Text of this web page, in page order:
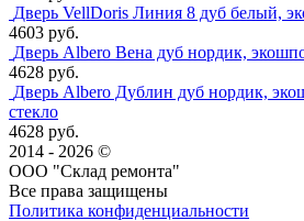
Дверь VellDoris Линия 8 дуб белый,
4603 руб.
Дверь Albero Вена дуб нордик,
4628 руб.
Дверь Albero Дублин дуб нордик,
стекло
4628 руб.
2014 - 2026 ©
ООО "Склад ремонта"
Все права защищены
Политика конфиденциальности